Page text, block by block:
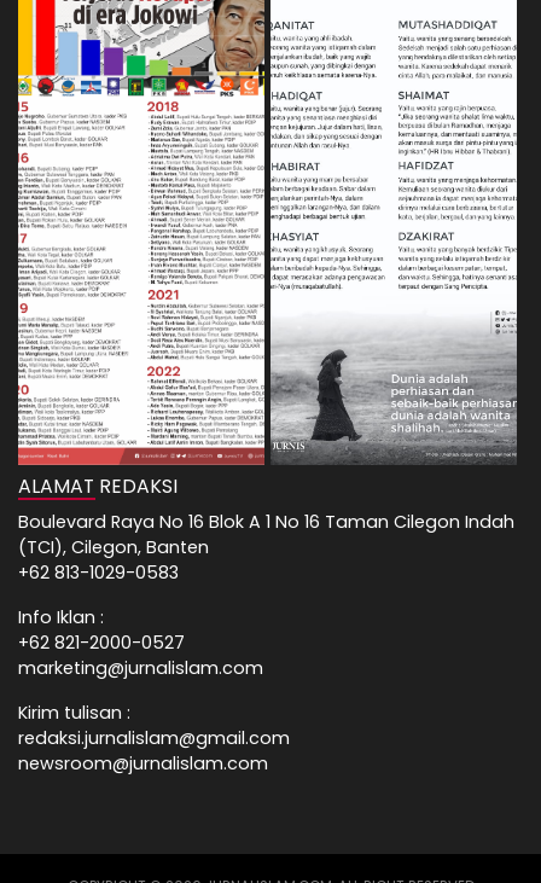
ALAMAT REDAKSI
Boulevard Raya No 16 Blok A 1 No 16 Taman Cilegon Indah
(TCI), Cilegon, Banten
+62 813-1029-0583
Info Iklan :
+62 821-2000-0527
marketing@jurnalislam.com
Kirim tulisan :
redaksi.jurnalislam@gmail.com
newsroom@jurnalislam.com